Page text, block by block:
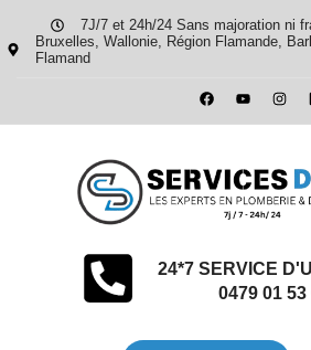
7J/7 et 24h/24 Sans majoration ni
Bruxelles, Wallonie, Région Flamande,
Flamand
24*7 SERVICE
0479 01 53